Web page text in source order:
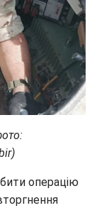
операцію